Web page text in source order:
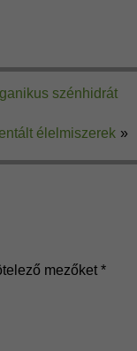
szénhidrát
élelmiszerek »
mezőket *